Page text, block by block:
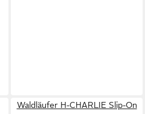
Waldläufer H-CHARLIE Slip-On